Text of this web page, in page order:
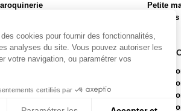
Petite
Bagages
FEMME
ALBA
BUBR
BUNI
cookies pour fournir des fonctionnalités,
analyses du site. Vous pouvez autoriser les
votre navigation, ou paramétrer vos
certifiés par